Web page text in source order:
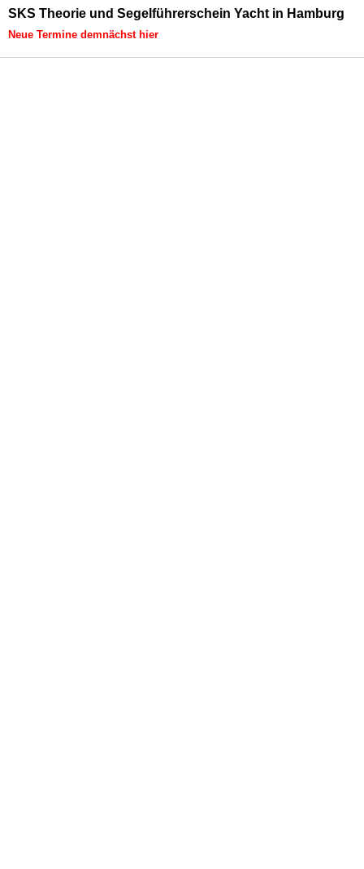
SKS Theorie und Segelführerschein Yacht in Hamburg
Neue Termine demnächst hier